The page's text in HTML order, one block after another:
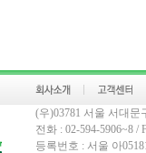
(우)03781 서울 서대문
전화 : 02-594-5906~8 /
등록번호 : 서울 아